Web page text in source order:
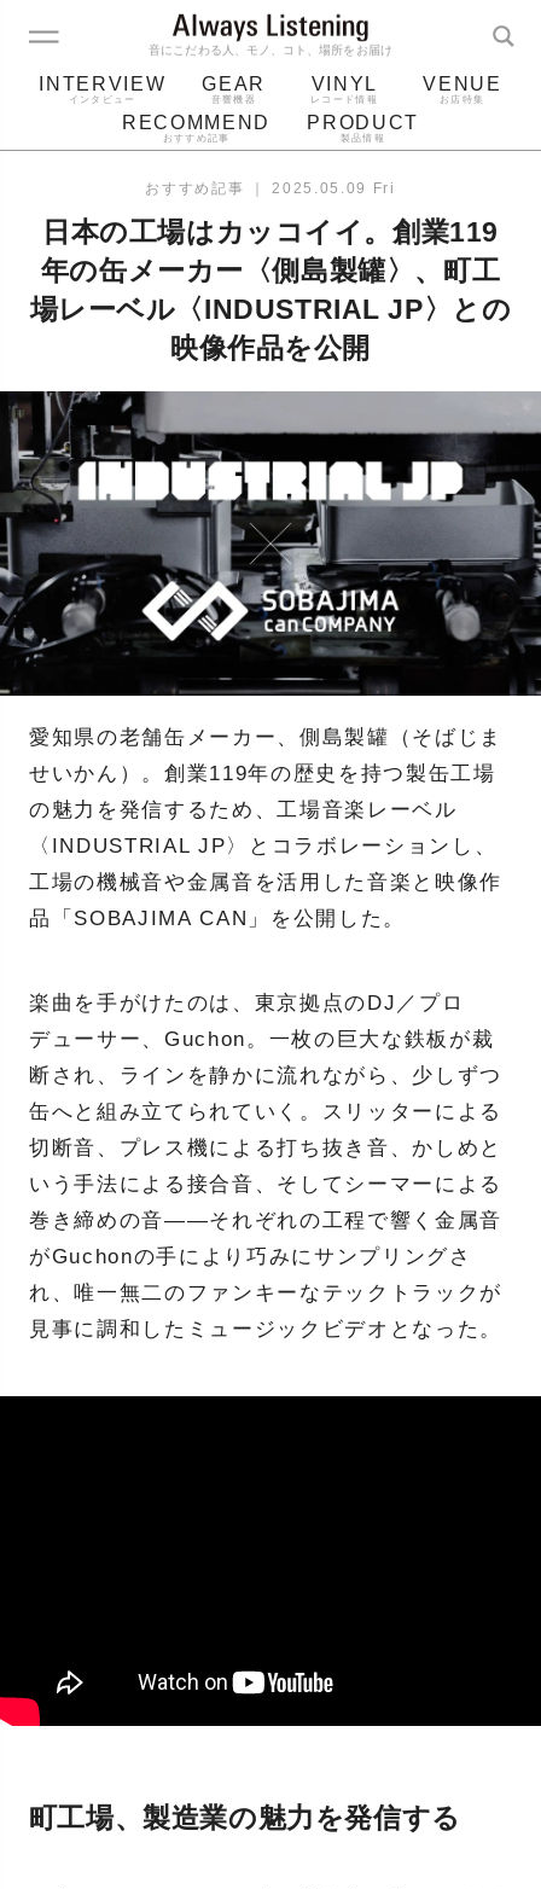
音にこだわる人、モノ、コト、場所をお届け
INTERVIEW
インタビュー
GEAR
音響機器
VINYL
レコード情報
VENUE
お店特集
RECOMMEND
おすすめ記事
PRODUCT
製品情報
ジャケット アルバム
レコード針
おすすめ記事 ｜ 2025.05.09 Fri
日本の工場はカッコイイ。創業119
年の缶メーカー〈側島製罐〉、町工
場レーベル〈INDUSTRIAL JP〉との
映像作品を公開
愛知県の老舗缶メーカー、側島製罐（そばじま
せいかん）。創業119年の歴史を持つ製缶工場
の魅力を発信するため、工場音楽レーベル
〈INDUSTRIAL JP〉とコラボレーションし、
工場の機械音や金属音を活用した音楽と映像作
品「SOBAJIMA CAN」を公開した。
楽曲を手がけたのは、東京拠点のDJ／プロ
デューサー、Guchon。一枚の巨大な鉄板が裁
断され、ラインを静かに流れながら、少しずつ
缶へと組み立てられていく。スリッターによる
切断音、プレス機による打ち抜き音、かしめと
いう手法による接合音、そしてシーマーによる
巻き締めの音——それぞれの工程で響く金属音
がGuchonの手により巧みにサンプリングさ
れ、唯一無二のファンキーなテックトラックが
見事に調和したミュージックビデオとなった。
町工場、製造業の魅力を発信する